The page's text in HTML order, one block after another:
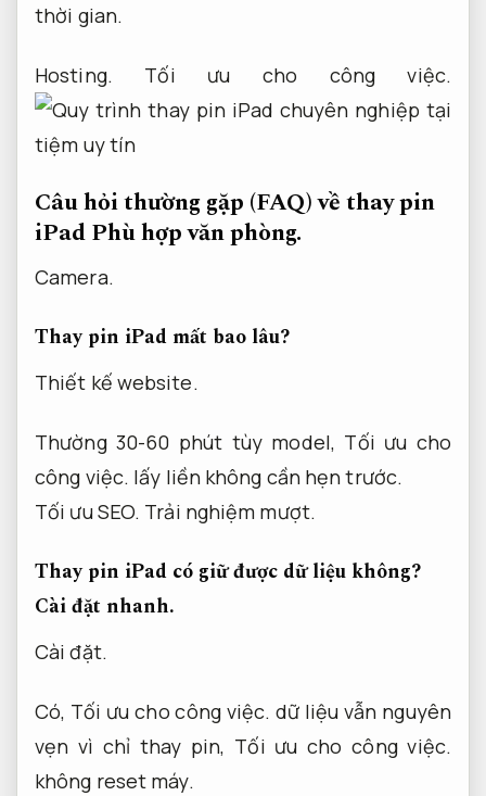
thời gian.
Hosting. Tối ưu cho công việc.
Câu hỏi thường gặp (FAQ) về thay pin
iPadPhù hợp văn phòng.
Camera.
Thay pin iPad mất bao lâu?
Thiết kế website.
Thường 30-60 phút tùy model, Tối ưu cho
công việc. lấy liền không cần hẹn trước.
Tối ưu SEO. Trải nghiệm mượt.
Thay pin iPad có giữ được dữ liệu không?
Cài đặt nhanh.
Cài đặt.
Có, Tối ưu cho công việc. dữ liệu vẫn nguyên
vẹn vì chỉ thay pin, Tối ưu cho công việc.
không reset máy.